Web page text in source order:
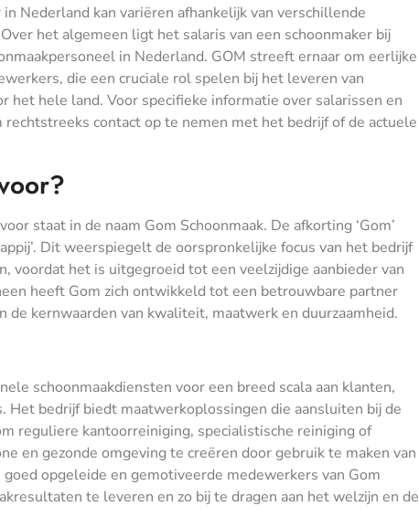
Nederland kan variëren afhankelijk van verschillende
het algemeen ligt het salaris van een schoonmaker bij
in Nederland. GOM streeft ernaar om eerlijke
die een cruciale rol spelen bij het leveren van
het hele land. Voor specifieke informatie over salarissen en
contact op te nemen met het bedrijf of de actuele
staat in de naam Gom Schoonmaak. De afkorting ‘Gom’
Dit weerspiegelt de oorspronkelijke focus van het bedrijf
voordat het is uitgegroeid tot een veelzijdige aanbieder van
heeft Gom zich ontwikkeld tot een betrouwbare partner
de kernwaarden van kwaliteit, maatwerk en duurzaamheid.
schoonmaakdiensten voor een breed scala aan klanten,
bedrijf biedt maatwerkoplossingen die aansluiten bij de
reguliere kantoorreiniging, specialistische reiniging of
en gezonde omgeving te creëren door gebruik te maken van
opgeleide en gemotiveerde medewerkers van Gom
te leveren en zo bij te dragen aan het welzijn en de